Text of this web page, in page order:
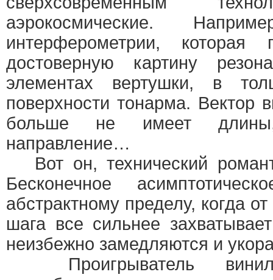
аэрокосмические.
интерферометрии, которая
достоверную картину
элементах вертушки, в
поверхности тонарма. Вектор
больше не имеет
направление…
Вот он, технический
Бесконечное
абстрактному пределу, когда
шага все сильнее
неизбежно замедляются и
Проигрыватель